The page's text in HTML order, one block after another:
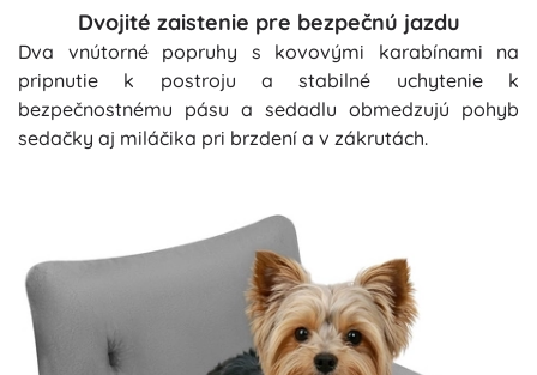
Dvojité zaistenie pre bezpečnú jazdu
Dva vnútorné popruhy s kovovými karabínami na
pripnutie k postroju a stabilné uchytenie k
bezpečnostnému pásu a sedadlu obmedzujú pohyb
sedačky aj miláčika pri brzdení a v zákrutách.